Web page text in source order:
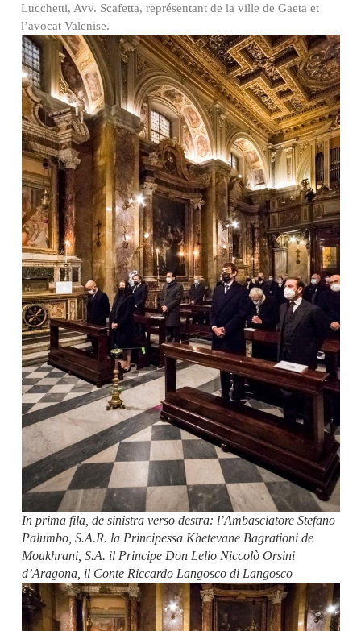
Lucchetti, Avv. Scafetta, représentant de la ville de Gaeta et
l’avocat Valenise.
In prima fila, de sinistra verso destra: l’Ambasciatore Stefano
Palumbo, S.A.R. la Principessa Khetevane Bagrationi de
Moukhrani, S.A. il Principe Don Lelio Niccolò Orsini
d’Aragona, il Conte Riccardo Langosco di Langosco